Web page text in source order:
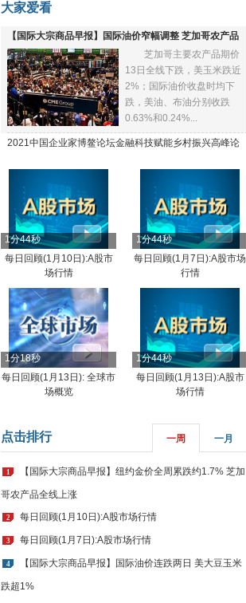
大家爱看
【国际大宗商品早报】国际油价窄幅调整 芝加哥农产品
全线下跌
芝加哥主要农产品期价
13日全线下跌，美玉米跌近
2%；国际油价收盘时均下
跌，美油、布油分别收跌
0.63%和0.24%...
2021中国企业家博鳌论坛金融科技赋能乡村振兴高峰论
1分44秒
每日回顾(1月10日):A股市
场行情
1分44秒
每日回顾(1月7日):A股市场
行情
1分18秒
每日回顾(1月13日): 全球市
场概览
1分44秒
每日回顾(1月13日):A股市
场行情
点击排行 一周 一月
1 【国际大宗商品早报】纽约金价全周累跌约1.7% 芝加
哥农产品全线上涨
2 每日回顾(1月10日):A股市场行情
3 每日回顾(1月7日):A股市场行情
4 【国际大宗商品早报】国际油价连跌两日 美大豆玉米
跌超1%